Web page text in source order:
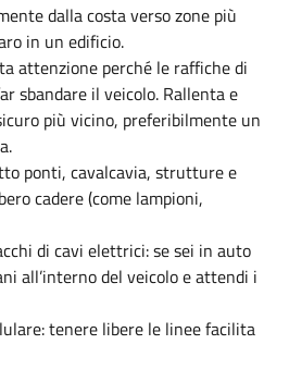
dalla costa verso zone più
in un edificio.
attenzione perché le raffiche di
sbandare il veicolo. Rallenta e
più vicino, preferibilmente un
ponti, cavalcavia, strutture e
cadere (come lampioni,
di cavi elettrici: se sei in auto
all’interno del veicolo e attendi i
tenere libere le linee facilita